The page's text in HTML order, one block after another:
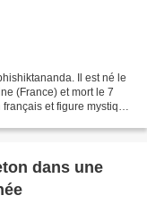
Il est né le
(France) et mort le 7
et figure mystique
dans une